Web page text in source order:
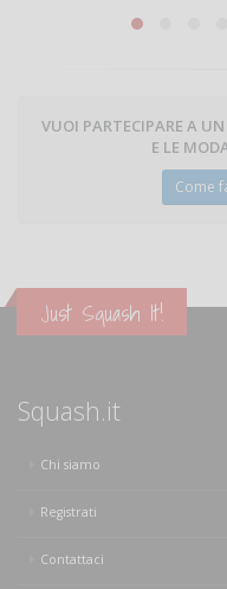
Michele
VUOI PARTECIPARE A
E LE
Come
Just Squash It!
Squash.it
Chi siamo
Registrati
Contattaci